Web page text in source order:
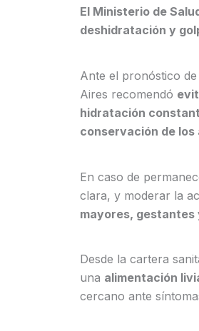
El Ministerio de
deshidratación y
Ante el pronóstico de
Aires recomendó
hidratación
conservación de los
En caso de
clara, y moderar la
mayores,
Desde la cartera
una alimentación
cercano ante